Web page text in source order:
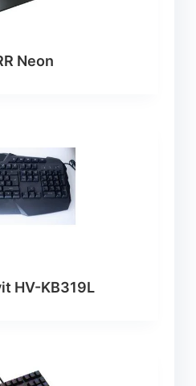
Neon
HV-KB319L